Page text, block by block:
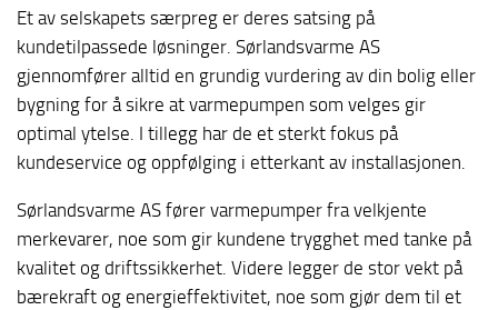
Et av selskapets særpreg er deres satsing på
kundetilpassede løsninger. Sørlandsvarme AS
gjennomfører alltid en grundig vurdering av din bolig eller
bygning for å sikre at varmepumpen som velges gir
optimal ytelse. I tillegg har de et sterkt fokus på
kundeservice og oppfølging i etterkant av installasjonen.
Sørlandsvarme AS fører varmepumper fra velkjente
merkevarer, noe som gir kundene trygghet med tanke på
kvalitet og driftssikkerhet. Videre legger de stor vekt på
bærekraft og energieffektivitet, noe som gjør dem til et